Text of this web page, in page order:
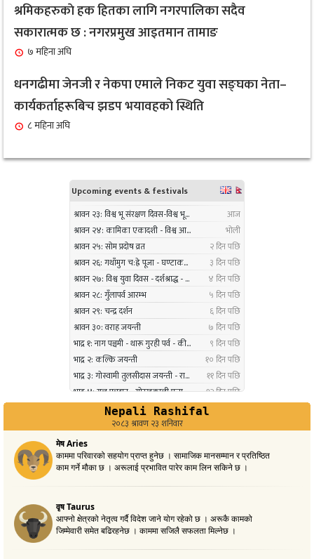
८
सबै क्षेत्र, वर्ग र लिंगकाे आवश्यकताकाे आधारमा बजेट
विनियाेजन गर्ने : नगरप्रमुख आइतमान तामाङ
१ महिना अघि
९
सर्लाहीका बिमल साहलाई भारतको मुम्बईमा ‘हार्मोनियम
ट्युनिङ विशेषज्ञ’ पदकबाट सम्मानित
३ महिना अघि
१०
नगरप्रमुख तामाङको अध्यक्षतामा जलवायु उत्थानशील
कार्यढाँचा सम्बन्धी एकदिने क्षमता अभिवृद्धि कार्यक्रम
सम्पन्न
श्रमिकहरुकाे हक हितका लागि नगरपालिका सदैव
सकारात्मक छ : नगरप्रमुख आइतमान तामाङ
७ महिना अघि
धनगढीमा जेनजी र नेकपा एमाले निकट युवा सङ्घका नेता–
कार्यकर्ताहरूबिच झडप भयावहको स्थिति
८ महिना अघि